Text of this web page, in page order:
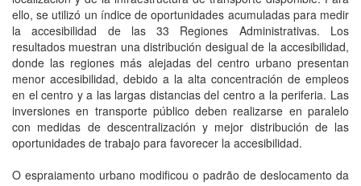
ello, se utilizó un índice de oportunidades acumuladas para medir
la accesibilidad de las 33 Regiones Administrativas. Los
resultados muestran una distribución desigual de la accesibilidad,
donde las regiones más alejadas del centro urbano presentan
menor accesibilidad, debido a la alta concentración de empleos
en el centro y a las largas distancias del centro a la periferia. Las
inversiones en transporte público deben realizarse en paralelo
con medidas de descentralización y mejor distribución de las
oportunidades de trabajo para favorecer la accesibilidad.
O espraiamento urbano modificou o padrão de deslocamento da